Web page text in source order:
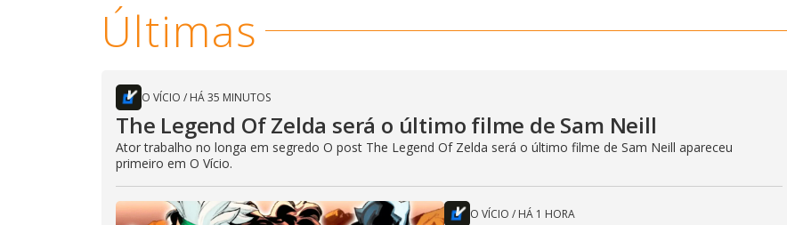
Últimas
O VÍCIO / HÁ 35 MINUTOS
The Legend Of Zelda será o último filme de Sam Neill
Ator trabalho no longa em segredo O post The Legend Of Zelda será o último filme de Sam Neill apareceu
primeiro em O Vício.
O VÍCIO / HÁ 1 HORA